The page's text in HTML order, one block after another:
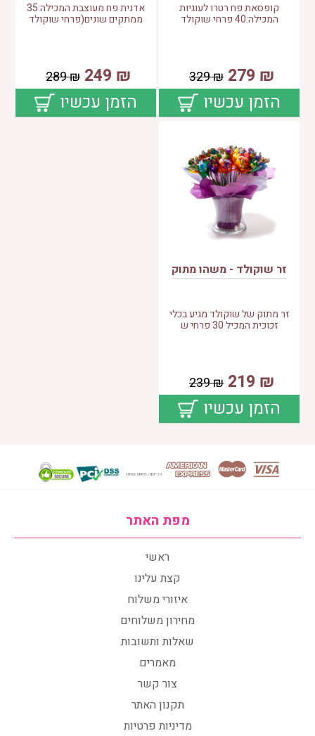
קופסאת פח רטרו לעוגיות
המכילה:40 פרחי שוקולד
₪
279
₪
329
הזמן עכשיו
אדנית פח מעוצבת המכילה:35
ממתקים שונים(פרחי שוקולד
₪
249
₪
289
הזמן עכשיו
זר שוקולד - משהו מתוק
זר מתוק של שוקולד מגיע בכלי
זכוכית המכיל 30 פרחי ש
₪
219
₪
239
הזמן עכשיו
מפת האתר
ראשי
קצת עלינו
איזורי משלוח
מחירון משלוחים
שאלות ותשובות
מאמרים
צור קשר
תקנון האתר
מדיניות פרטיות